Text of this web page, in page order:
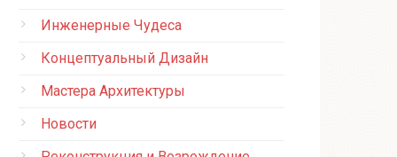
Инженерные Чудеса
Концептуальный Дизайн
Мастера Архитектуры
Новости